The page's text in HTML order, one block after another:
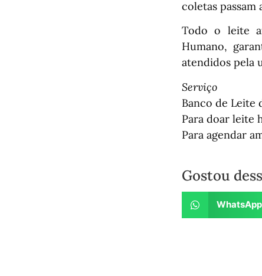
coletas
Todo o leite
Humano,
atendidos pela
Serviço
Banco de Leite
Para doar leite
Para agendar
Gostou
WhatsApp